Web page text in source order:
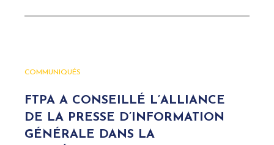
COMMUNIQUÉS
FTPA A CONSEILLÉ L’ALLIANCE
DE LA PRESSE D’INFORMATION
GÉNÉRALE DANS LA